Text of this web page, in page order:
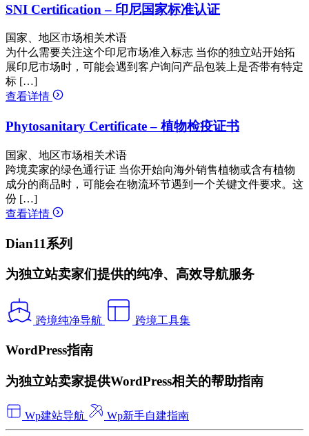
SNI Certification – 印尼国家标准认证
国家、地区市场相关术语
为什么需要关注这个印尼市场准入标志 当你的独立站开始拓
展印尼市场时，可能会遇到客户询问产品包装上是否带有特定
标 […]
查看详情
Phytosanitary Certificate – 植物检疫证书
国家、地区市场相关术语
跨境卖家的绿色通行证 当你开始向海外销售植物或含有植物
成分的商品时，可能会在物流环节遇到一个关键文件要求。这
份 […]
查看详情
Dian11系列
为独立站卖家们提供的纯净、高效导航服务
跨境纯净导航 跨境工具集
WordPress指南
为独立站卖家提供WordPress相关的帮助指南
Wp建站导航 Wp新手自建指南